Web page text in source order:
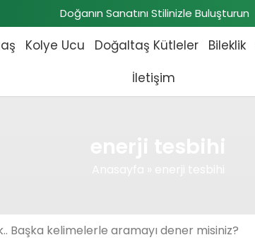
Doğanın Sanatını Stilinizle Buluşturun
Kolye Ucu Doğaltaş Kütleler Bileklik
İletişim
Başka kelimelerle aramayı dener misiniz?